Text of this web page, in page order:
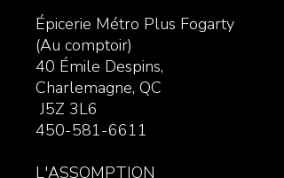
Épicerie Métro Plus Fogarty
(Au comptoir)
40 Émile Despins,
Charlemagne, QC
J5Z 3L6
450-581-6611
L'ASSOMPTION